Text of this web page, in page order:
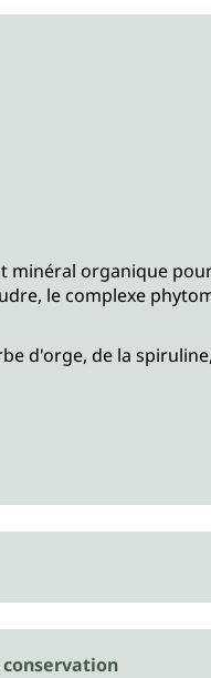
minéral organique
le complexe
d'orge, de la